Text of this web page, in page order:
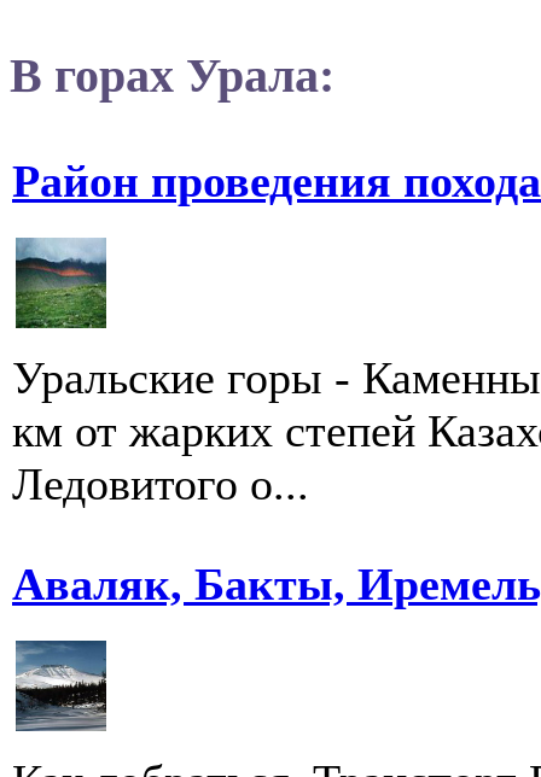
В горах Урала:
Район проведения
Уральские горы -
км от жарких степей
Ледовитого о...
Аваляк, Бакты,